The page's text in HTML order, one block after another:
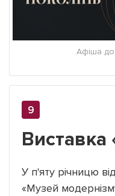
Афіша до
Виставка
У п'яту річницю
«Музей